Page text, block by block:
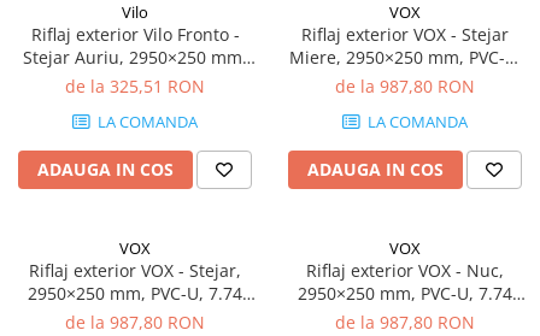
Vilo
Riflaj exterior Vilo Fronto -
Stejar Auriu, 2950×250 mm,
PVC-U, 2.95 mp/cutie (4
de la 325,51 RON
LA COMANDA
ADAUGA IN COS
VOX
Riflaj exterior VOX - Stejar
Miere, 2950×250 mm, PVC-U,
7.74 mp/cutie (10 bucăți)
de la 987,80 RON
LA COMANDA
ADAUGA IN COS
VOX
Riflaj exterior VOX - Stejar,
2950×250 mm, PVC-U, 7.74
mp/cutie (10 bucăți)
de la 987,80 RON
VOX
Riflaj exterior VOX - Nuc,
2950×250 mm, PVC-U, 7.74
mp/cutie (10 bucăți)
de la 987,80 RON